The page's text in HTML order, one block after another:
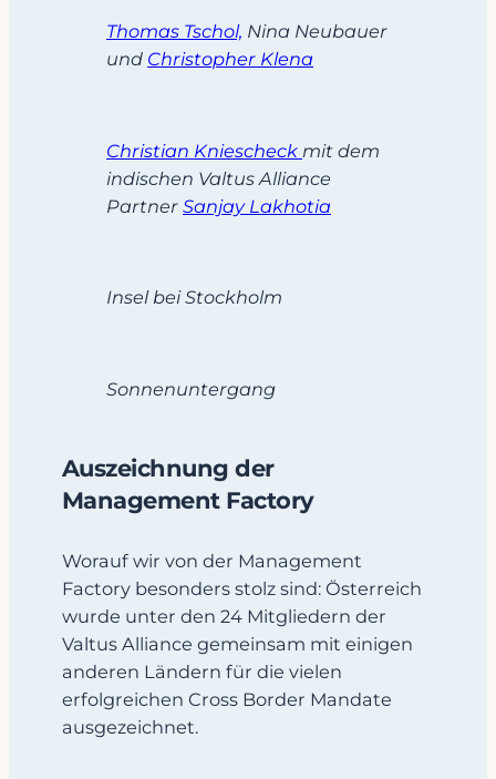
Thomas Tschol, Nina Neubauer
und Christopher Klena
Christian Kniescheck mit dem
indischen Valtus Alliance
Partner Sanjay Lakhotia
Insel bei Stockholm
Sonnenuntergang
Auszeichnung der
Management Factory
Worauf wir von der Management
Factory besonders stolz sind: Österreich
wurde unter den 24 Mitgliedern der
Valtus Alliance gemeinsam mit einigen
anderen Ländern für die vielen
erfolgreichen Cross Border Mandate
ausgezeichnet.